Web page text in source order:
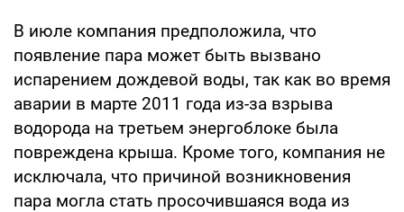
В июле компания предположила, что
появление пара может быть вызвано
испарением дождевой воды, так как во время
аварии в марте 2011 года из-за взрыва
водорода на третьем энергоблоке была
повреждена крыша. Кроме того, компания не
исключала, что причиной возникновения
пара могла стать просочившаяся вода из